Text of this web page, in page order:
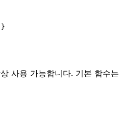
}
사용 가능합니다. 기본 함수는